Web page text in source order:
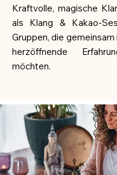
Kraftvolle, magische
als Klang & Kakao-
Gruppen, die
herzöffnende
möchten.